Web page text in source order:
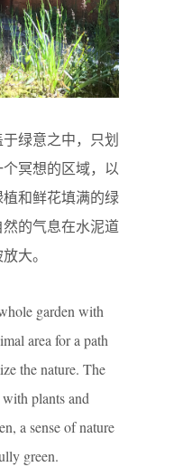
绿意之中，只划
冥想的区域，以
和鲜花填满的绿
的气息在水泥道
大。
garden with
area for a path
the nature. The
plants and
a sense of nature
green.